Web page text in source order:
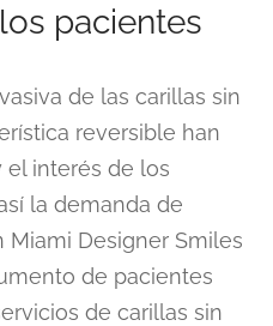
pacientes
de las carillas sin
reversible han
el interés de los
la demanda de
Designer Smiles
de pacientes
de carillas sin